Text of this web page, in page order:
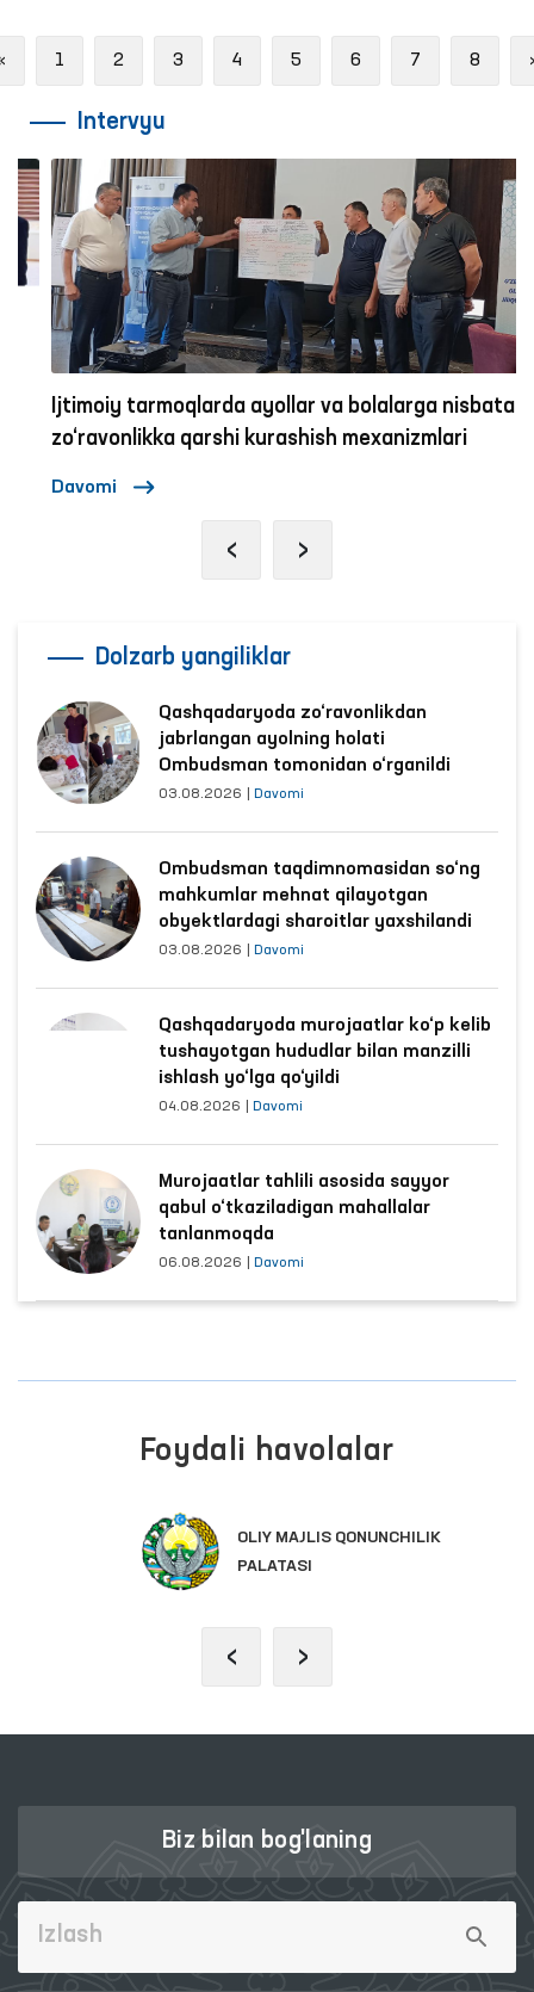
Previous
1 2 3 4 5 6 7 8
Intervyu
Ijtimoiy tarmoqlarda ayollar va bolalarga nisbatan
zo‘ravonlikka qarshi kurashish mexanizmlari
Davomi
‹ ›
Dolzarb yangiliklar
Qashqadaryoda zo‘ravonlikdan
jabrlangan ayolning holati
Ombudsman tomonidan o‘rganildi
03.08.2026 Davomi
Ombudsman taqdimnomasidan so‘ng
mahkumlar mehnat qilayotgan
obyektlardagi sharoitlar yaxshilandi
03.08.2026 Davomi
Qashqadaryoda murojaatlar ko‘p kelib
tushayotgan hududlar bilan manzilli
ishlash yo‘lga qo‘yildi
04.08.2026 Davomi
Murojaatlar tahlili asosida sayyor
qabul o‘tkaziladigan mahallalar
tanlanmoqda
06.08.2026 Davomi
Foydali havolalar
OLIY MAJLIS QONUNCHILIK
PALATASI
‹ ›
Biz bilan bog'laning